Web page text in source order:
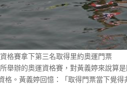
格賽拿下第三名取得里約奧運門票
舉辦的奧運資格賽，對黃義婷來說算
格。黃義婷回憶：「取得門票當下覺